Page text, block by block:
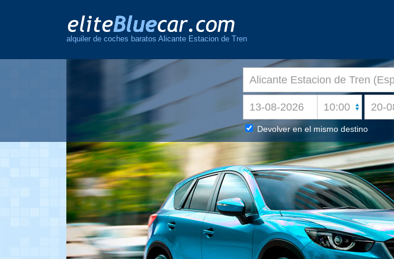
alquiler de coches baratos Alicante Estacion de Tren
Devolver en el mismo destino